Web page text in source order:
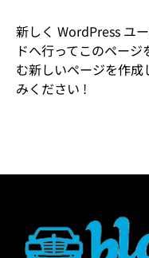
新しく WordPress ユ
ドへ行ってこのペー
む新しいページを作
みください !